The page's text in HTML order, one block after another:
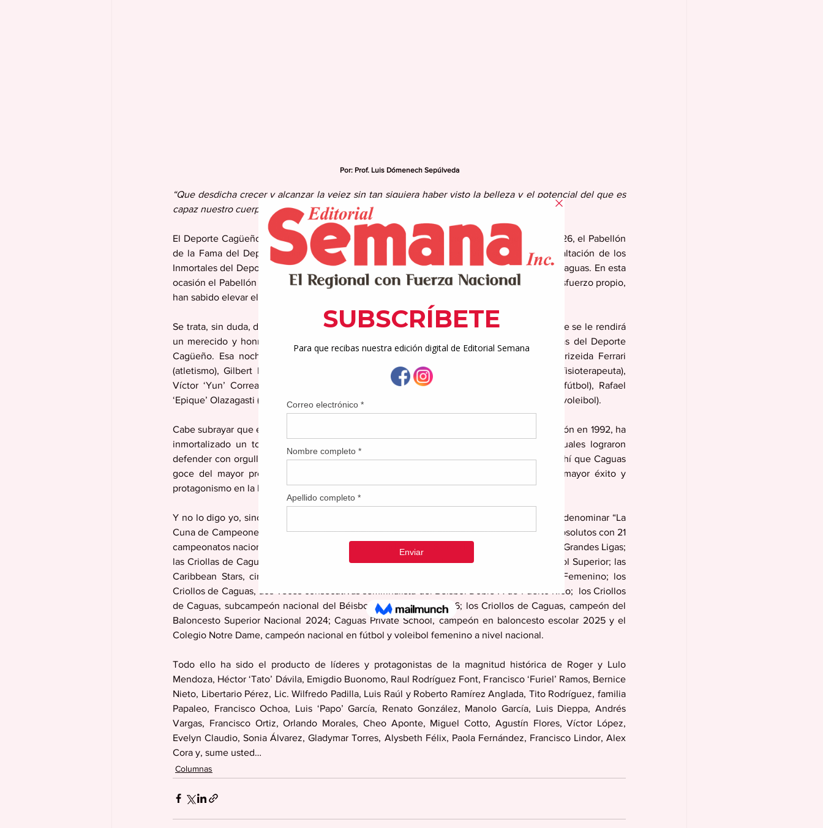
Por: Prof. Luis Dómenech Sepúlveda
“Que desdicha crecer y alcanzar la vejez sin tan siquiera haber visto la belleza y el potencial del que es
capaz nuestro cuerpo” (Sócrates)
El Deporte Cagüeño está de plácemes. Y no es para menos.  El viernes, 19 de junio de 2026, el Pabellón
de la Fama del Deporte Cagüeño se vestirá de gala al celebrar su Vigésima Tercera Exaltación de los
Inmortales del Deporte Cagüeño en el Centro de Bella Artes del Municipio Autónomo de Caguas. En esta
ocasión el Pabellón tendrá en honor de inmortalizar a once deportistas que, por mérito y esfuerzo propio,
han sabido elevar el prestigio, el honor y el glorioso historial deportivo del Valle del Turabo.
Se trata, sin duda, del evento cumbre del Pabellón de la Fama del Deporte Cagüeño donde se le rendirá
un merecido y honroso reconocimiento a lo más selecto y depurado de los protagonistas del Deporte
Cagüeño. Esa noche tendremos el honor de inmortalizar a Orlando Piñero, (boxeo), Brizeida Ferrari
(atletismo), Gilbert Monell (béisbol aficionado), Myrna Lora (baloncesto), Tirso Santana (fisioterapeuta),
Víctor ‘Yun’ Correa (fisioterapeuta), Tatiana Encarnación (voleibol), Isaac ‘Sao’ Nieves (fútbol), Rafael
‘Epique’ Olazagasti (voleibol), Wilfredo ‘Wilito’ Meléndez (baloncesto) y Jetzabel Del Valle (voleibol).
Cabe subrayar que el Pabellón de la Fama del Deporte Cagüeño, desde su primera exaltación en 1992, ha
inmortalizado un total de 209 exatletas y propulsores del deporte cada uno de los cuales lograron
defender con orgullo, honor y dignidad los colores deportivos del Valle del Turabo.  De ahí que Caguas
goce del mayor prestigio deportivo al convertirse en uno de los centros urbanos de mayor éxito y
protagonismo en la historia del deporte puertorriqueño.
Y no lo digo yo, sino los datos históricos. Se trata, inequívocamente, de lo que podríamos denominar “La
Cuna de Campeones”:  Aquí están los Criollos de Caguas del béisbol profesional, líderes absolutos con 21
campeonatos nacionales y 13 peloteros inmortalizados en el Salón de la Fama del  Béisbol Grandes Ligas;
las Criollas de Caguas con 15 campeonatos nacionales y 14 subcampeonatos en el Voleibol Superior; las
Caribbean Stars, cinco veces consecutivas campeonas nacionales del Fútbol Superior Femenino; los
Criollos de Caguas, dos veces consecutivas semifinalista del Béisbol Doble A de Puerto Rico;  los Criollos
de Caguas, subcampeón nacional del Béisbol Clase A en el 2026; los Criollos de Caguas, campeón del
Baloncesto Superior Nacional 2024; Caguas Private School, campeón en baloncesto escolar 2025 y el
Colegio Notre Dame, campeón nacional en fútbol y voleibol femenino a nivel nacional.
Todo ello ha sido el producto de líderes y protagonistas de la magnitud histórica de Roger y Lulo
Mendoza, Héctor ‘Tato’ Dávila, Emigdio Buonomo, Raul Rodríguez Font, Francisco ‘Furiel’ Ramos, Bernice
Nieto, Libertario Pérez, Lic. Wilfredo Padilla, Luis Raúl y Roberto Ramírez Anglada, Tito Rodríguez, familia
Papaleo, Francisco Ochoa, Luis ‘Papo’ García, Renato González, Manolo García, Luis Dieppa, Andrés
Vargas, Francisco Ortiz, Orlando Morales, Cheo Aponte, Miguel Cotto, Agustín Flores, Víctor López,
Evelyn Claudio, Sonia Álvarez, Gladymar Torres, Alysbeth Félix, Paola Fernández, Francisco Lindor, Alex
Cora y, sume usted…
Columnas